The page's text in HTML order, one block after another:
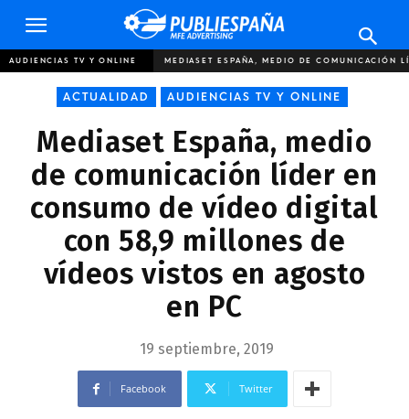
Publiespaña
AUDIENCIAS TV Y ONLINE MEDIASET ESPAÑA, MEDIO DE COMUNICACIÓN
ACTUALIDAD AUDIENCIAS TV Y ONLINE
Mediaset España, medio
de comunicación líder en
consumo de vídeo digital
con 58,9 millones de
vídeos vistos en agosto
en PC
19 septiembre, 2019
Facebook Twitter